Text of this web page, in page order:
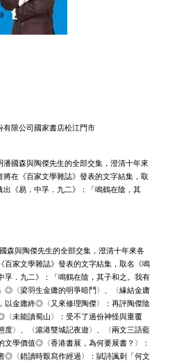
有限公司國家書店松江門市
潘國森與陶傑先生的全部交集，澄清十年來
在《百家文學雜誌》發表的文字結集，取
出《易．中孚．九二》：「鳴鶴在陰，其
森與陶傑先生的全部交集，澄清十年來各
家文學雜誌》發表的文字結集，取名《鳴
孚．九二》：「鳴鶴在陰，其子和之。我有
◎〈梁羽生金庸的明爭暗鬥〉、〈緣結金庸
以金庸終◎〈又來修理陶傑〉：再評陶傑陰
未能讀蜀山〉：受不了過份神怪與重覆
〉、〈滬港雙城記夜遊〉、〈兩文三語藍
文學價值◎〈香港書展，為何要展書？〉：
◎〈錯讀時艱寫作經過〉：賦詩諷刺「何文